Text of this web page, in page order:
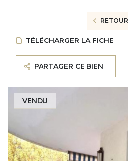
RETOUR
TÉLÉCHARGER LA FICHE
PARTAGER CE BIEN
VENDU